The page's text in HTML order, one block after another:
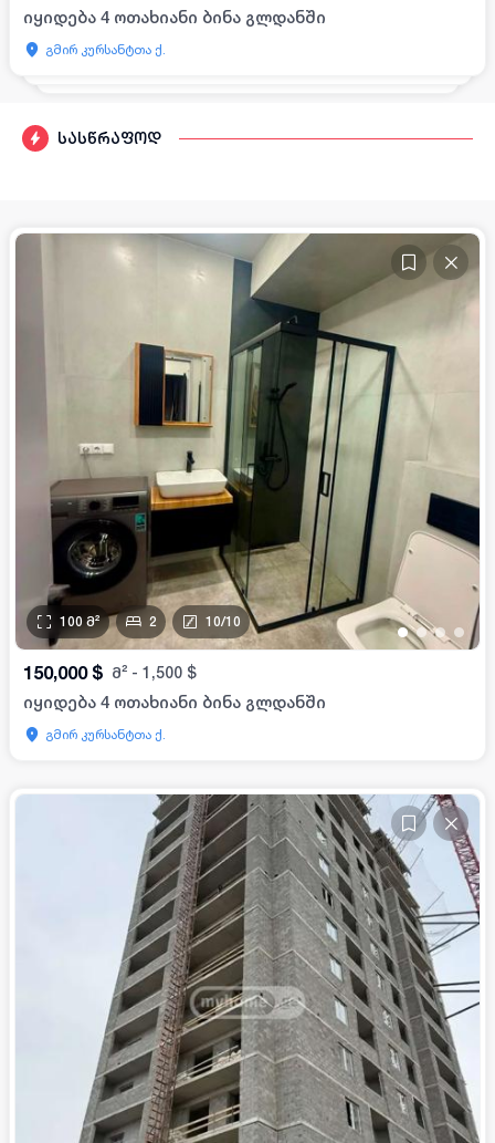
სასწრაფოდ
იყიდება 4 ოთახიანი ბინა გლდანში
გმირ კურსანტთა ქ.
••• •
100 მ² 2 10/10
150,000 $ მ² - 1,500 $
იყიდება 4 ოთახიანი ბინა გლდანში
გმირ კურსანტთა ქ.